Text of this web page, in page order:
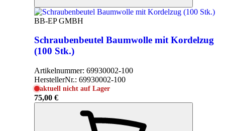
BB-EP GMBH
Schraubenbeutel Baumwolle mit Kordelzug
(100 Stk.)
Artikelnummer: 69930002-100
HerstellerNr.: 69930002-100
aktuell nicht auf Lager
75,00 €